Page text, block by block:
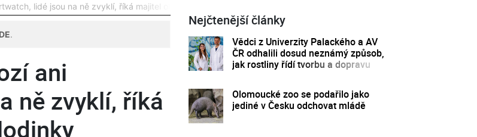
lidé jsou na ně zvyklí, říká majitel obchodu Žilka Hodinky
.
ani
ně zvyklí, říká
Nejčtenější články
Vědci z Univerzity Palackého a AV
ČR odhalili dosud neznámý způsob,
jak rostliny řídí tvorbu a dopravu
Olomoucké zoo se podařilo jako
jediné v Česku odchovat mládě